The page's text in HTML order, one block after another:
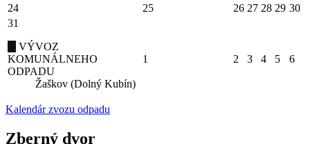
24 25 26 27 28 29 30
31
VÝVOZ
KOMUNÁLNEHO
ODPADU
Žaškov (Dolný Kubín)
1 2 3 4 5 6
Kalendár zvozu odpadu
Zberný dvor